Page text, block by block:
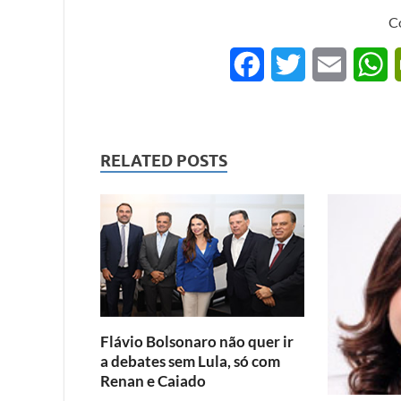
b
o
o
k
W
A
p
p
RELATED POSTS
Flávio Bolsonaro não quer ir
a debates sem Lula, só com
Renan e Caiado